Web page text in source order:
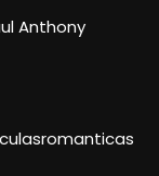
Anthony